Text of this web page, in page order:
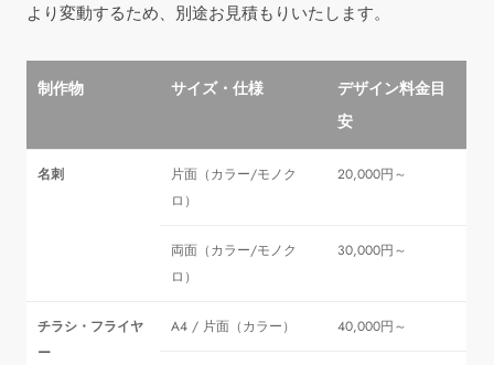
より変動するため、別途お見積もりいたします。
制作物 サイズ・仕様
デザイン料金目
安
名刺
片面（カラー/モノク
ロ）
20,000円～
両面（カラー/モノク
ロ）
30,000円～
チラシ・フライヤ
ー
A4 / 片面（カラー） 40,000円～